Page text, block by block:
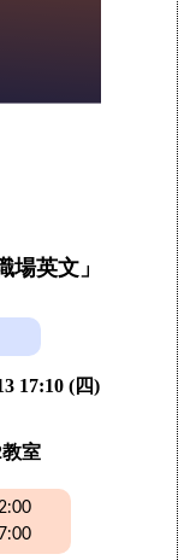
場英文」
17:10 (四)
室